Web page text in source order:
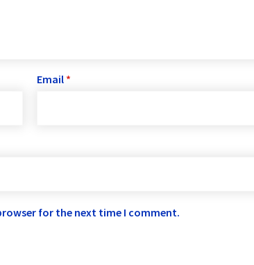
Email *
for the next time I comment.